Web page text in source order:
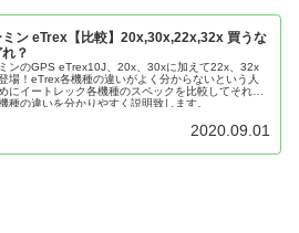
ミン eTrex【比較】20x,30x,22x,32x 買うな
？
ンのGPS eTrex10J、20x、30xに加えて22x、32x
場！eTrex各機種の違いがよく分からないという人
にイートレック各機種のスペックを比較してそれぞ
種の違いを分かりやすく説明致します。
2020.09.01